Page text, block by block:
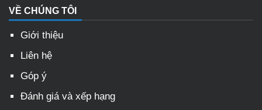
VỀ CHÚNG TÔI
Giới thiệu
Liên hệ
Góp ý
Đánh giá và xếp hạng